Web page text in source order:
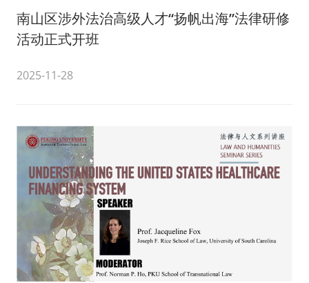
南山区涉外法治高级人才“扬帆出海”法律研修
活动正式开班
2025-11-28